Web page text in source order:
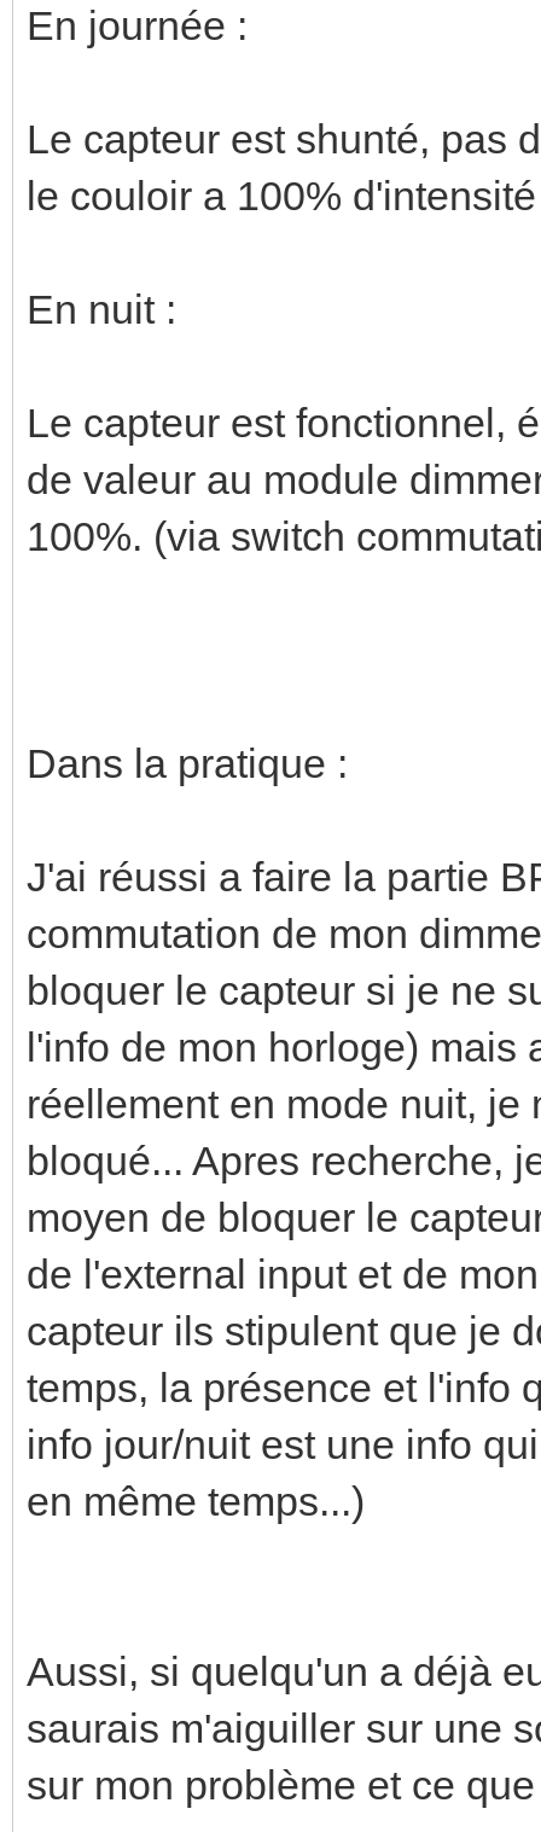
En journée :
Le capteur est shunté, pas
le couloir a 100%
En nuit :
Le capteur est fonctionnel,
de valeur au module
100%. (via switch
Dans la pratique :
J'ai réussi a faire la partie
commutation de mon
bloquer le capteur si je ne
l'info de mon horloge) mais
réellement en mode nuit,
bloqué... Apres recherche,
moyen de bloquer le
de l'external input et de
capteur ils stipulent que je
temps, la présence et l'info
info jour/nuit est une info
en même temps...)
Aussi, si quelqu'un a déjà
saurais m'aiguiller sur une
sur mon problème et ce